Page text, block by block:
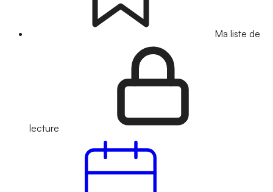
Ma liste de
lecture